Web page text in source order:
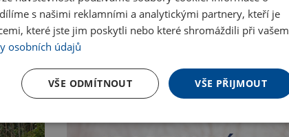
s našimi reklamními a analytickými partnery, kteří je
které jste jim poskytli nebo které shromáždili při vašem
osobních údajů
VŠE PŘIJMOUT
VŠE ODMÍTNOUT